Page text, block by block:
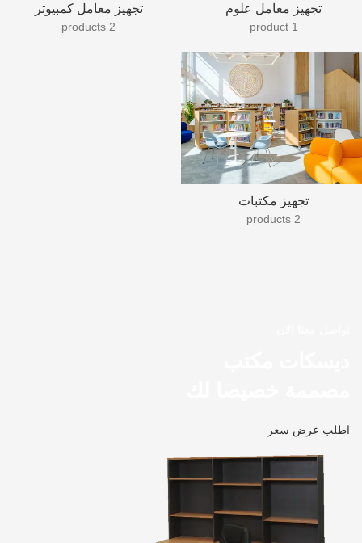
تجهيز معامل علوم
1 product
تجهيز معامل كمبيوتر
2 products
تجهيز مكتبات
2 products
اطلب عرض سعر